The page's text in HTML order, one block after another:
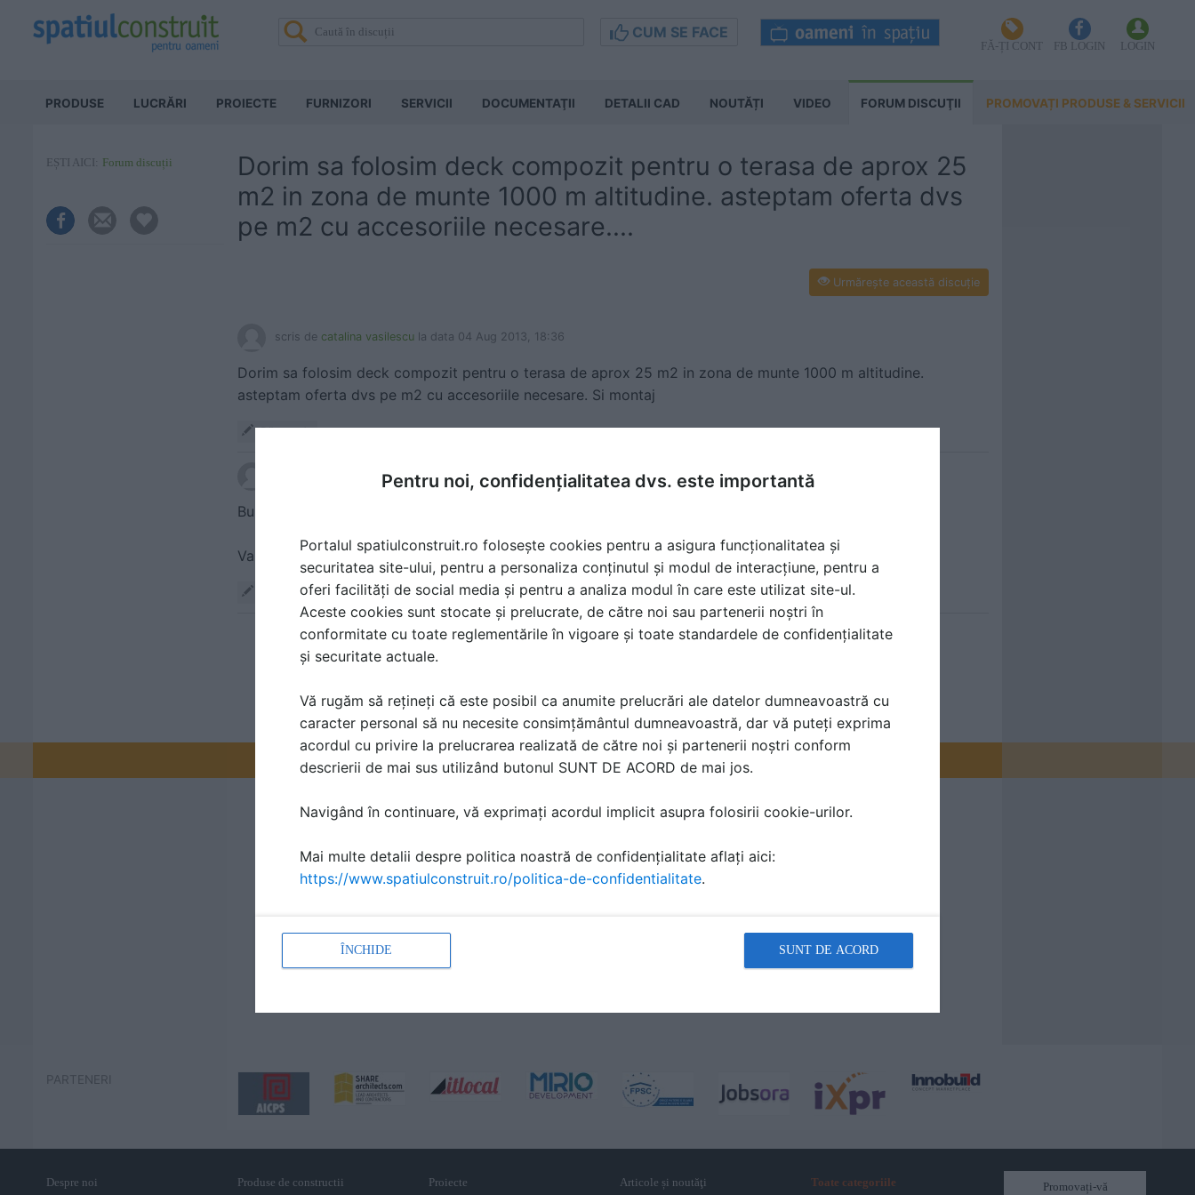
CUM SE FACE
FĂ-ȚI CONT FB LOGIN LOGIN
PRODUSE LUCRĂRI PROIECTE FURNIZORI SERVICII DOCUMENTAŢII DETALII CAD NOUTĂȚI VIDEO FORUM DISCUŢII PROMOVAȚI PRODUSE & SERVICII
EȘTI AICI: Forum discuții
Dorim sa folosim deck compozit pentru o terasa de aprox 25
m2 in zona de munte 1000 m altitudine. asteptam oferta dvs
pe m2 cu accesoriile necesare....
Urmăreşte această discuţie
scris de catalina vasilescu la data 04 Aug 2013, 18:36
Dorim sa folosim deck compozit pentru o terasa de aprox 25 m2 in zona de munte 1000 m altitudine.
asteptam oferta dvs pe m2 cu accesoriile necesare. Si montaj
Răspunde
Specialistul RELAZZO la data 07 Aug 2013, 09:13
Buna ziua,
Răspunde
Promovați-vă produsele și serviciile pe SpatiulConstruit.ro!
PARTENERI
Despre noi Produse de constructii Proiecte Articole și noutăţi Toate categoriile
Promovați-vă
Pentru noi, confidențialitatea dvs. este importantă
Portalul spatiulconstruit.ro folosește cookies pentru a asigura funcționalitatea și
securitatea site-ului, pentru a personaliza conținutul și modul de interacțiune, pentru a
oferi facilități de social media și pentru a analiza modul în care este utilizat site-ul.
Aceste cookies sunt stocate și prelucrate, de către noi sau partenerii noștri în
conformitate cu toate reglementările în vigoare și toate standardele de confidențialitate
și securitate actuale.
Vă rugăm să rețineți că este posibil ca anumite prelucrări ale datelor dumneavoastră cu
caracter personal să nu necesite consimțământul dumneavoastră, dar vă puteți exprima
acordul cu privire la prelucrarea realizată de către noi și partenerii noștri conform
descrierii de mai sus utilizând butonul SUNT DE ACORD de mai jos.
Navigând în continuare, vă exprimați acordul implicit asupra folosirii cookie-urilor.
Mai multe detalii despre politica noastră de confidențialitate aflați aici:
https://www.spatiulconstruit.ro/politica-de-confidentialitate.
ÎNCHIDE SUNT DE ACORD